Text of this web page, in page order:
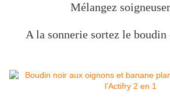
Mélangez
A la sonnerie sortez le boudin